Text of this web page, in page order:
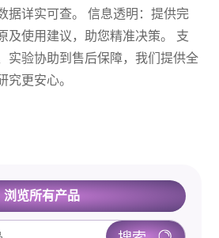
据详实可查。 信息透明：提供完
及使用建议，助您精准决策。 支
实验协助到售后保障，我们提供全
究更安心。
浏览所有产品